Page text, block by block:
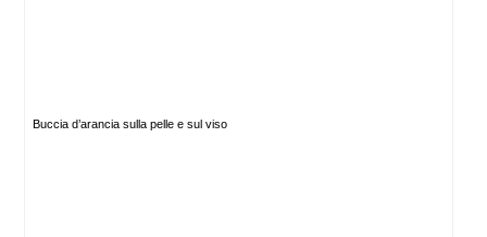
Buccia d’arancia sulla pelle e sul viso